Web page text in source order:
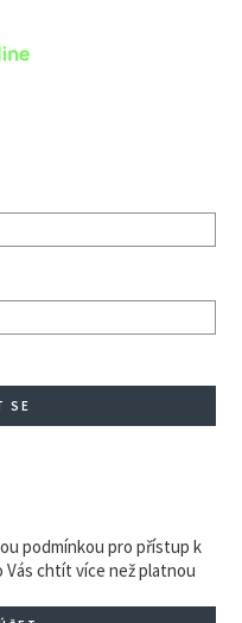
podmínkou pro přístup k
chtít více než platnou